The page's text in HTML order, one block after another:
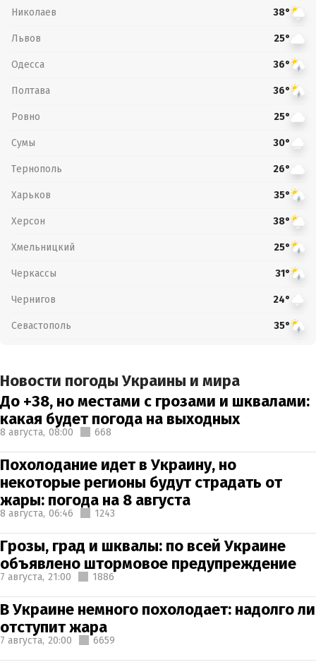
Николаев 38°
Львов 25°
Одесса 36°
Полтава 36°
Ровно 25°
Сумы 30°
Тернополь 26°
Харьков 35°
Херсон 38°
Хмельницкий 25°
Черкассы 31°
Чернигов 24°
Севастополь 35°
Новости погоды Украины и мира
До +38, но местами с грозами и шквалами:
какая будет погода на выходных
8 августа, 08:00 668
Похолодание идет в Украину, но
некоторые регионы будут страдать от
жары: погода на 8 августа
8 августа, 06:46 1243
Грозы, град и шквалы: по всей Украине
объявлено штормовое предупреждение
7 августа, 21:00 1886
В Украине немного похолодает: надолго ли
отступит жара
7 августа, 20:00 6659